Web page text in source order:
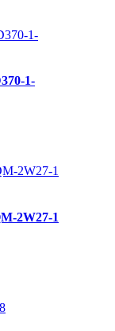
1-
2W27-1